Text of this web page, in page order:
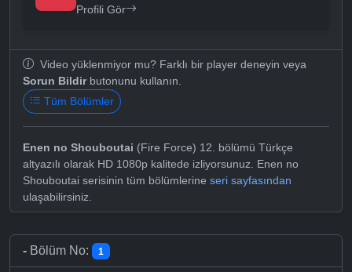
Profili Gör
Video yüklenmiyor mu? Farklı bir player deneyin veya
Sorun Bildirbutonunu kullanın.
Tüm Bölümler
Enen no Shouboutai (Fire Force) 12. bölümü Türkçe
altyazılı olarak HD 1080p kalitede izliyorsunuz. Enen no
Shouboutai serisinin tüm bölümlerine seri sayfasından
ulaşabilirsiniz.
- Bölüm No: 1